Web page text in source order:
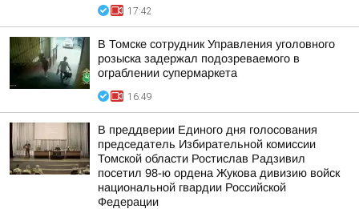
17:42
В Томске сотрудник Управления уголовного
розыска задержал подозреваемого в
ограблении супермаркета
16:49
В преддверии Единого дня голосования
председатель Избирательной комиссии
Томской области Ростислав Радзивил
посетил 98-ю ордена Жукова дивизию войск
национальной гвардии Российской
Федерации